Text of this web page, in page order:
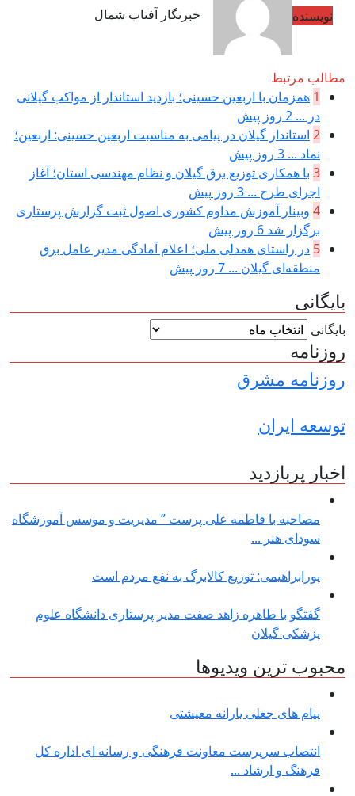
نویسنده خبرنگار آفتاب شمال
مطالب مرتبط
1 همزمان با اربعین حسینی؛ بازدید استاندار از مواکب گیلانی
در ... 2 روز پیش
2 استاندار گیلان در پیامی به مناسبت اربعین حسینی: اربعین؛
نماد ... 3 روز پیش
3 با همکاری توزیع برق گیلان و نظام مهندسی استان؛ آغاز
اجرای طرح ... 3 روز پیش
4 وبینار آموزش مداوم کشوری اصول ثبت گزارش پرستاری
برگزار شد 6 روز پیش
5 در راستای همدلی ملی؛ اعلام آمادگی مدیر عامل برق
منطقه‌ای گیلان ... 7 روز پیش
بایگانی
بایگانی
روزنامه
روزنامه مشرق
توسعه ایران
اخبار پربازدید
مصاحبه با فاطمه علی پرست ” مدیریت و موسس آموزشگاه
سودای هنر ...
پورابراهیمی: توزیع کالابرگ به نفع مردم است
گفتگو با طاهره زاهد صفت مدیر پرستاری دانشگاه علوم
پزشکی گیلان
محبوب ترین ویدیوها
پیام های جعلی یارانه معیشتی
انتصاب سرپرست معاونت فرهنگی و رسانه ای اداره کل
فرهنگ و ارشاد ...